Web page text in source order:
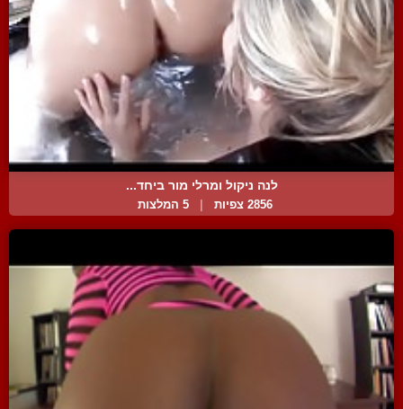
לנה ניקול ומרלי מור ביחד...
2856 צפיות 5 המלצות